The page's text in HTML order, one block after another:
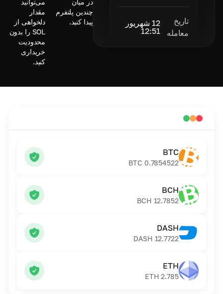
تاریخ
معامله
12 شهریور
12:51
در میان
چندین پلتفرم
پیدا کنید.
می‌توانید
مقدار
دلخواهی از
SOL را بدون
محدودیت
خریداری
کنید.
BTC
0.7854522
BTC
BCH
12.7852
BCH
DASH
12.7722
DASH
ETH
2.785
ETH